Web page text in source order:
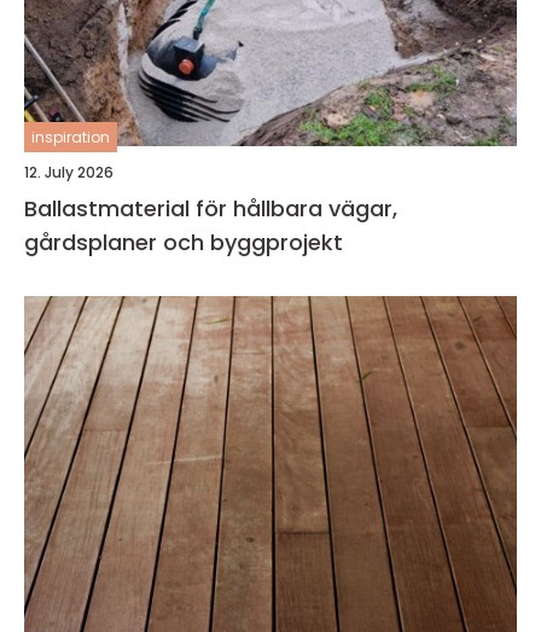
inspiration
12. July 2026
Ballastmaterial för hållbara vägar,
gårdsplaner och byggprojekt